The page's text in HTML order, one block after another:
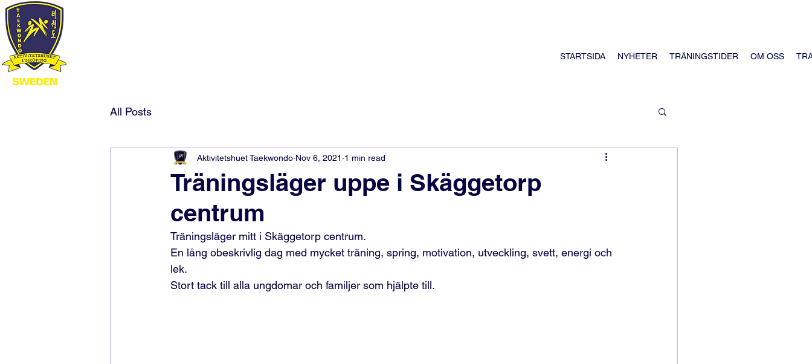
STARTSIDA NYHETER TRÄNINGSTIDER OM OSS
All Posts
Träningsläger uppe i Skäggetorp
centrum
Aktivitetshuet Taekwondo Nov 6, 2021 1 min read
Träningsläger mitt i Skäggetorp centrum.
En lång obeskrivlig dag med mycket träning, spring, motivation, utveckling, svett, energi och
lek.
Stort tack till alla ungdomar och familjer som hjälpte till.